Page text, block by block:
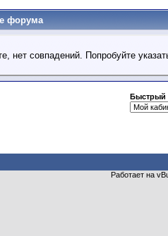
форума
нет совпадений. Попробуйте
Быстрый
Работает на